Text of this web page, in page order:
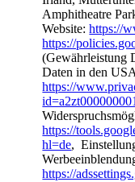
Amphitheatre
Website:https://
https://
(Gewährleistung
Daten in den
https://
https://
hl=de,
https://